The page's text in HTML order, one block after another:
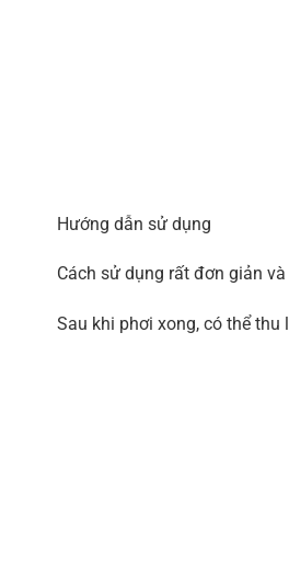
Hướng dẫn sử dụng
Cách sử dụng rất đơn giản
Sau khi phơi xong, có thể